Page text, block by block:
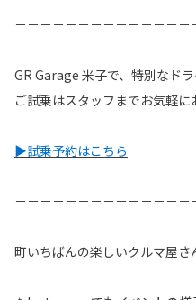
－－－－－－－－－－－－－－
GR Garage 米子で、特別なド
ご試乗はスタッフまでお気軽に
▶試乗予約はこちら
－－－－－－－－－－－－－－
町いちばんの楽しいクルマ屋さ